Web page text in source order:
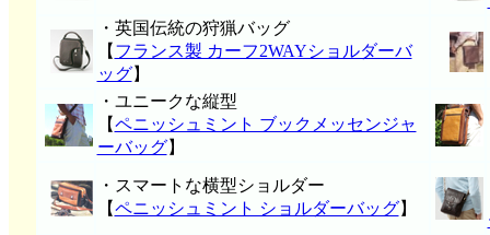
・英国伝統の狩猟バッグ
【 フランス製 カーフ2WAYショルダーバ
ッグ】
・ユニークな縦型
【ペニッシュミント ブックメッセンジャ
ーバッグ】
・スマートな横型ショルダー
【ペニッシュミント ショルダーバッグ】